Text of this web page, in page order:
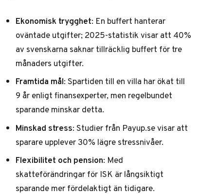
Ekonomisk trygghet: En buffert hanterar
oväntade utgifter; 2025-statistik visar att 40%
av svenskarna saknar tillräcklig buffert för tre
månaders utgifter.
Framtida mål: Spartiden till en villa har ökat till
9 år enligtfinansexperter, men regelbundet
sparande minskar detta.
Minskad stress: Studier från Payup.sevisar att
sparare upplever 30% lägre stressnivåer.
Flexibilitet och pension: Med
skatteförändringar för ISK är långsiktigt
sparande mer fördelaktigt än tidigare.